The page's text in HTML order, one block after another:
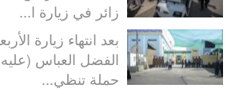
زائر في زيارة ا...
بعد انتهاء زيارة
الفضل العباس (عليه
حملة تنظي...